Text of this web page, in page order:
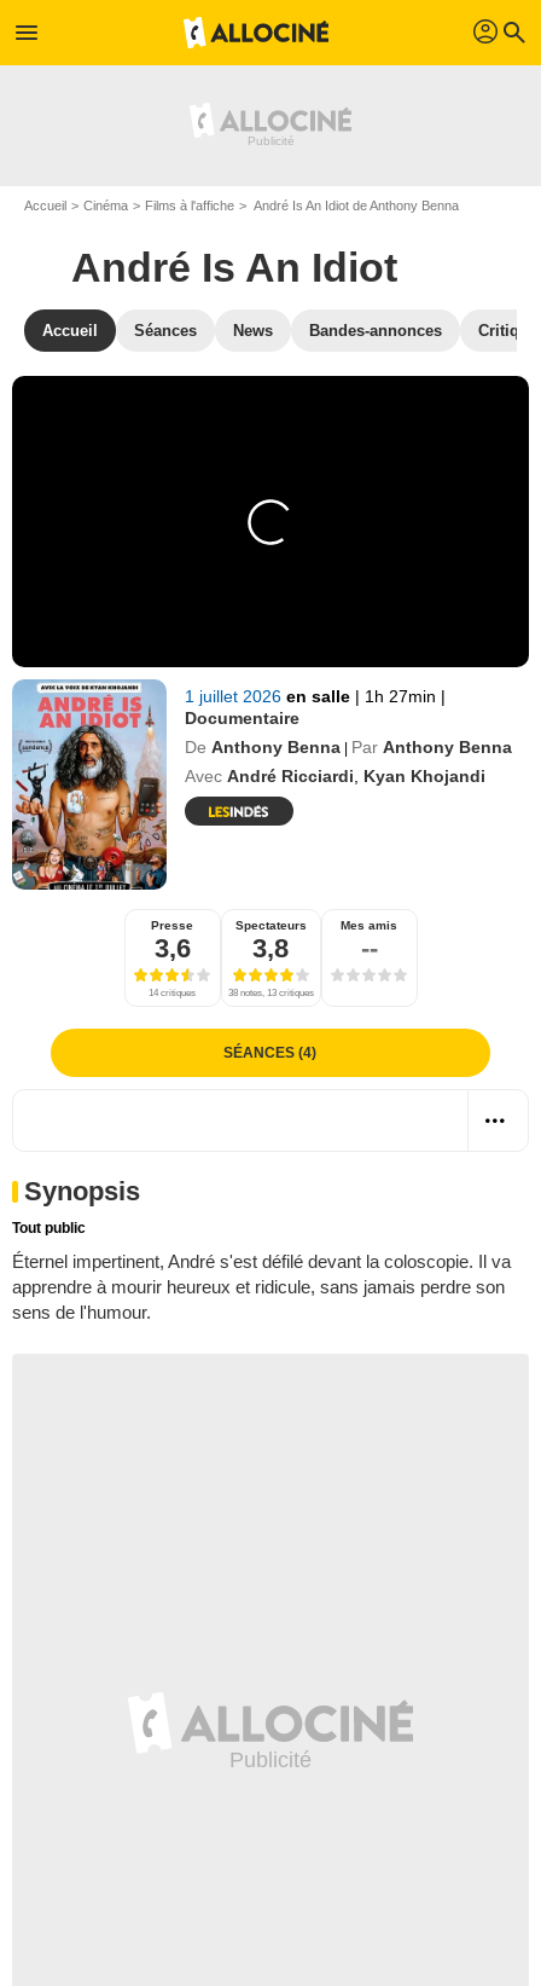
menu profil search
Accueil Cinéma Films à l'affiche André Is An Idiot de Anthony Benna
André Is An Idiot
Accueil Séances News Bandes-annonces
1 juillet 2026en salle | 1h 27min |
Documentaire
De Anthony Benna | Par Anthony Benna
Avec André Ricciardi Kyan Khojandi
Presse
3,6
14 critiques
Spectateurs
3,8
38 notes, 13 critiques
Mes amis
--
SÉANCES (4)
Synopsis
Tout public
Éternel impertinent, André s'est défilé devant la coloscopie. Il va
apprendre à mourir heureux et ridicule, sans jamais perdre son
sens de l'humour.